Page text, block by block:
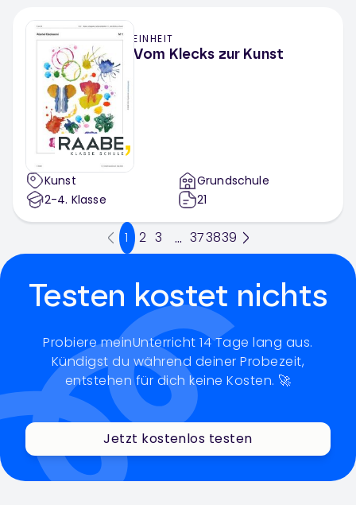
EINHEIT
Vom Klecks zur Kunst
Kunst
2-4. Klasse
Grundschule
21
1 2 3 ... 373839
Testen kostet nichts
Probiere meinUnterricht 14 Tage lang aus.
Kündigst du während deiner Probezeit,
entstehen für dich keine Kosten. 🚀
Jetzt kostenlos testen